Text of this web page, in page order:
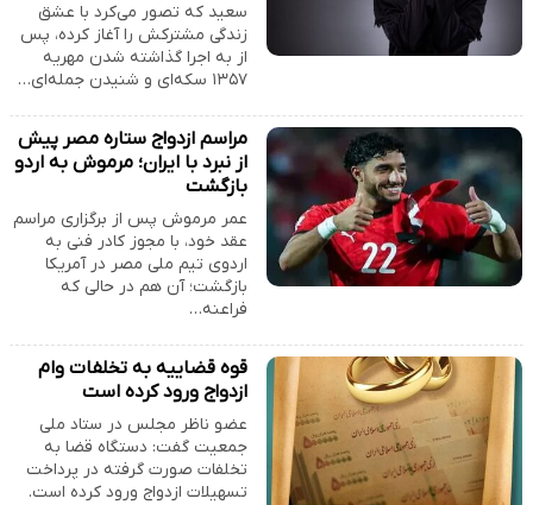
سعید که تصور می‌کرد با عشق
زندگی مشترکش را آغاز کرده، پس
از به اجرا گذاشته شدن مهریه
۱۳۵۷ سکه‌ای و شنیدن جمله‌ای…
مراسم ازدواج ستاره مصر پیش
از نبرد با ایران؛ مرموش به اردو
بازگشت
عمر مرموش پس از برگزاری مراسم
عقد خود، با مجوز کادر فنی به
اردوی تیم ملی مصر در آمریکا
بازگشت؛ آن هم در حالی که
فراعنه…
قوه قضاییه به تخلفات وام
ازدواج ورود کرده است
عضو ناظر مجلس در ستاد ملی
جمعیت گفت: دستگاه قضا به
تخلفات صورت گرفته در پرداخت
تسهیلات ازدواج ورود کرده است.